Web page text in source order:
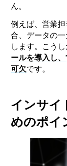
ん。
例えば、営業
合、データの
します。こう
ールを導入し
可欠です。
インサイ
めのポイ